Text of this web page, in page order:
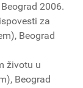
2006.
za
Beograd
životu u
Beograd